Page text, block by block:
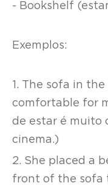
- Bookshelf
Exemplos:
1. The sofa in
comfortable for
de estar é muito
cinema.)
2. She placed a
front of the sofa